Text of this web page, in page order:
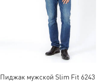
Пиджак мужской Slim Fit 6243